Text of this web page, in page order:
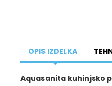
OPIS IZDELKA
Aquasanita kuhinjsko